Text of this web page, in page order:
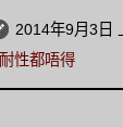
2014年9月3日
性都唔得